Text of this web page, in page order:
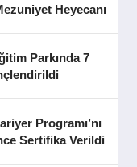
Heyecanı
Parkında 7
Programı’nı
Sertifika Verildi